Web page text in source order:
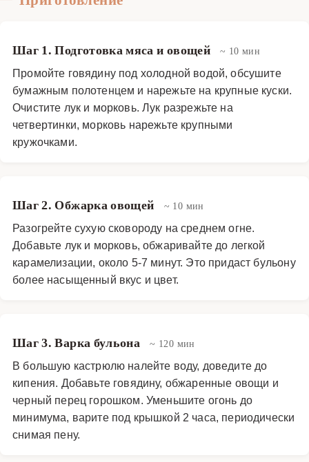
Шаг 1. Подготовка мяса и овощей ~ 10 мин
Промойте говядину под холодной водой, обсушите
бумажным полотенцем и нарежьте на крупные куски.
Очистите лук и морковь. Лук разрежьте на
четвертинки, морковь нарежьте крупными
кружочками.
Шаг 2. Обжарка овощей ~ 10 мин
Разогрейте сухую сковороду на среднем огне.
Добавьте лук и морковь, обжаривайте до легкой
карамелизации, около 5-7 минут. Это придаст бульону
более насыщенный вкус и цвет.
Шаг 3. Варка бульона ~ 120 мин
В большую кастрюлю налейте воду, доведите до
кипения. Добавьте говядину, обжаренные овощи и
черный перец горошком. Уменьшите огонь до
минимума, варите под крышкой 2 часа, периодически
снимая пену.